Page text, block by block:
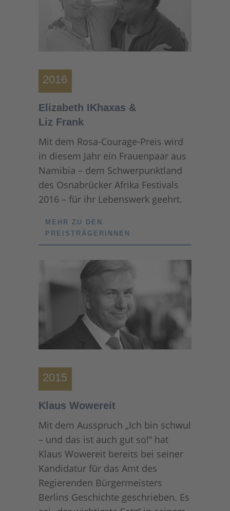
2016
Elizabeth IKhaxas &
Liz Frank
Mit dem Rosa-Courage-Preis wird
in diesem Jahr ein Frauenpaar aus
Namibia – dem Schwerpunktland
des Osnabrücker Afrika Festivals
2016 – für ihr Lebenswerk geehrt.
MEHR ZU DEN
PREISTRÄGERINNEN
2015
Klaus Wowereit
Mit dem Ausspruch „Ich bin schwul
– und das ist auch gut so!“ hat
Klaus Wowereit bereits bei seiner
Kandidatur für das Amt des
Regierenden Bürgermeisters
Berlins Geschichte geschrieben. Es